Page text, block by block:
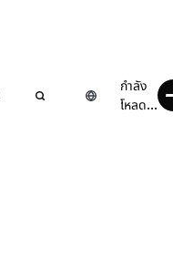
กำลัง
โหลด...